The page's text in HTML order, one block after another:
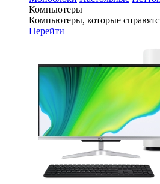
Компьютеры
Компьютеры, которые
Перейти